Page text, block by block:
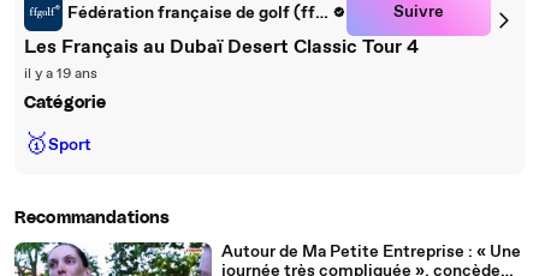
Fédération française de golf (ffgolf) Suivre
Les Français au Dubaï Desert Classic Tour 4
il y a 19 ans
Catégorie
🥇Sport
Recommandations
Autour de Ma Petite Entreprise : « Une
journée très compliquée », concède